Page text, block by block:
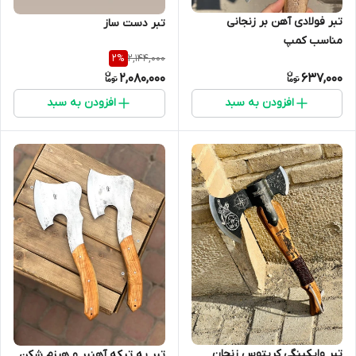
تبر فولادی آهن بر زنجانی
مناسب کمپ
637,000
افزودن به سبد
تبر دست ساز
2,144,000
2%
2,080,000
افزودن به سبد